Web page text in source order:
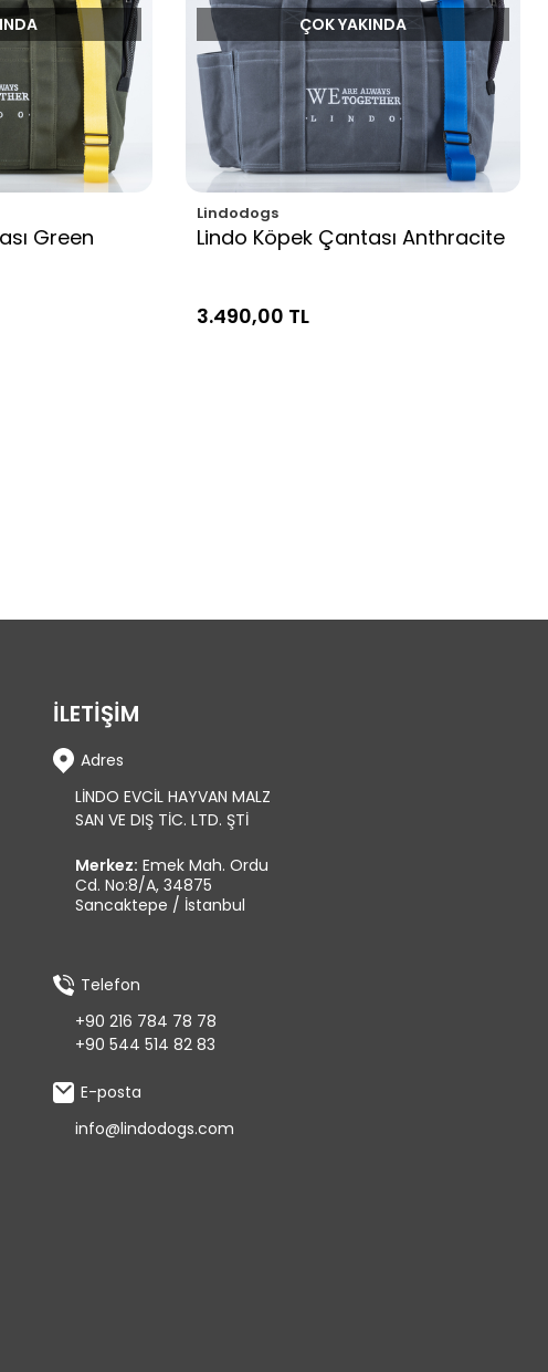
Green
ÇOK YAKINDA
Lindodogs
Lindo Köpek Çantası Anthracite
3.490,00 TL
İLETİŞİM
Adres
LİNDO EVCİL HAYVAN MALZ
SAN VE DIŞ TİC. LTD. ŞTİ
Merkez: Emek Mah. Ordu
Cd. No:8/A, 34875
Sancaktepe / İstanbul
Telefon
+90 216 784 78 78
+90 544 514 82 83
E-posta
info@lindodogs.com